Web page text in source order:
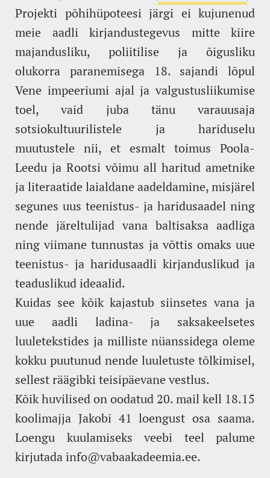
Projekti põhihüpoteesi järgi ei kujunenud
meie aadli kirjandustegevus mitte kiire
majandusliku, poliitilise ja õigusliku
olukorra paranemisega 18. sajandi lõpul
Vene impeeriumi ajal ja valgustusliikumise
toel, vaid juba tänu varauusaja
sotsiokultuurilistele ja hariduselu
muutustele nii, et esmalt toimus Poola-
Leedu ja Rootsi võimu all haritud ametnike
ja literaatide laialdane aadeldamine, misjärel
segunes uus teenistus- ja haridusaadel ning
nende järeltulijad vana baltisaksa aadliga
ning viimane tunnustas ja võttis omaks uue
teenistus- ja haridusaadli kirjanduslikud ja
teaduslikud ideaalid.
Kuidas see kõik kajastub siinsetes vana ja
uue aadli ladina- ja saksakeelsetes
luuletekstides ja milliste nüanssidega oleme
kokku puutunud nende luuletuste tõlkimisel,
sellest räägibki teisipäevane vestlus.
Kõik huvilised on oodatud 20. mail kell 18.15
koolimajja Jakobi 41 loengust osa saama.
Loengu kuulamiseks veebi teel palume
kirjutada info@vabaakadeemia.ee.